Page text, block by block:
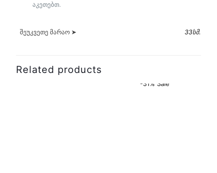
აკეთებთ.
შეუკვეთე მარაო ➤ 33სმ.
Related products
-31% Sale